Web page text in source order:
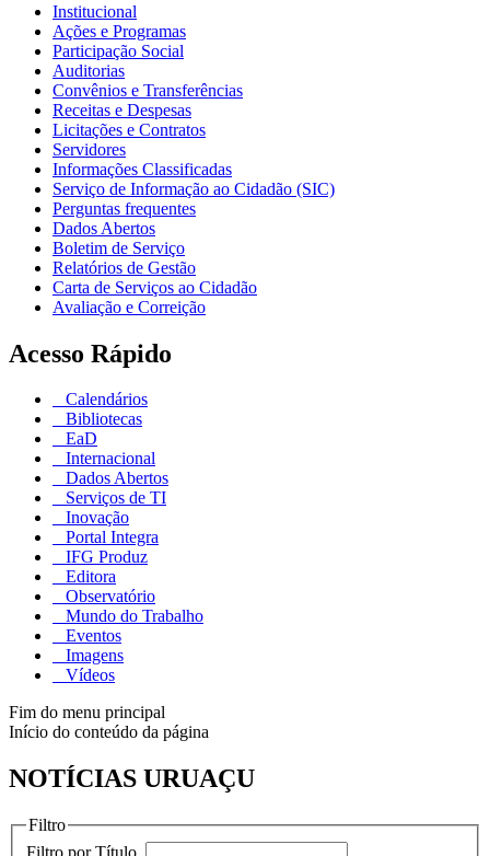
Institucional
Ações e Programas
Participação Social
Auditorias
Convênios e Transferências
Receitas e Despesas
Licitações e Contratos
Servidores
Informações Classificadas
Serviço de Informação ao Cidadão (SIC)
Perguntas frequentes
Dados Abertos
Boletim de Serviço
Relatórios de Gestão
Carta de Serviços ao Cidadão
Avaliação e Correição
Acesso Rápido
Calendários
Bibliotecas
EaD
Internacional
Dados Abertos
Serviços de TI
Inovação
Portal Integra
IFG Produz
Editora
Observatório
Mundo do Trabalho
Eventos
Imagens
Vídeos
Fim do menu principal
Início do conteúdo da página
NOTÍCIAS URUAÇU
Filtro
Filtro por Título